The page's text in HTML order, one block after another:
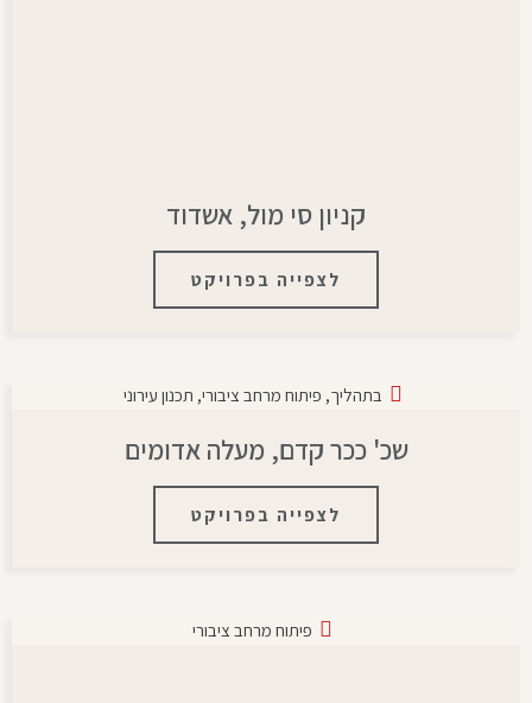
קניון סי מול, אשדוד
לצפייה בפרויקט
בתהליך, פיתוח מרחב ציבורי, תכנון עירוני
שכ' ככר קדם, מעלה אדומים
לצפייה בפרויקט
פיתוח מרחב ציבורי